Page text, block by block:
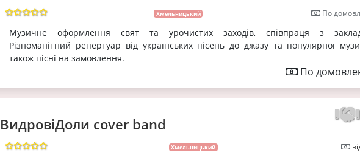
Хмельницький По
Музичне оформлення свят та урочистих заходів, співпраця з
Різноманітний репертуар від українських пісень до джазу та популярної
також пісні на замовлення.
По
ВидровіДоли cover band
Хмельницький